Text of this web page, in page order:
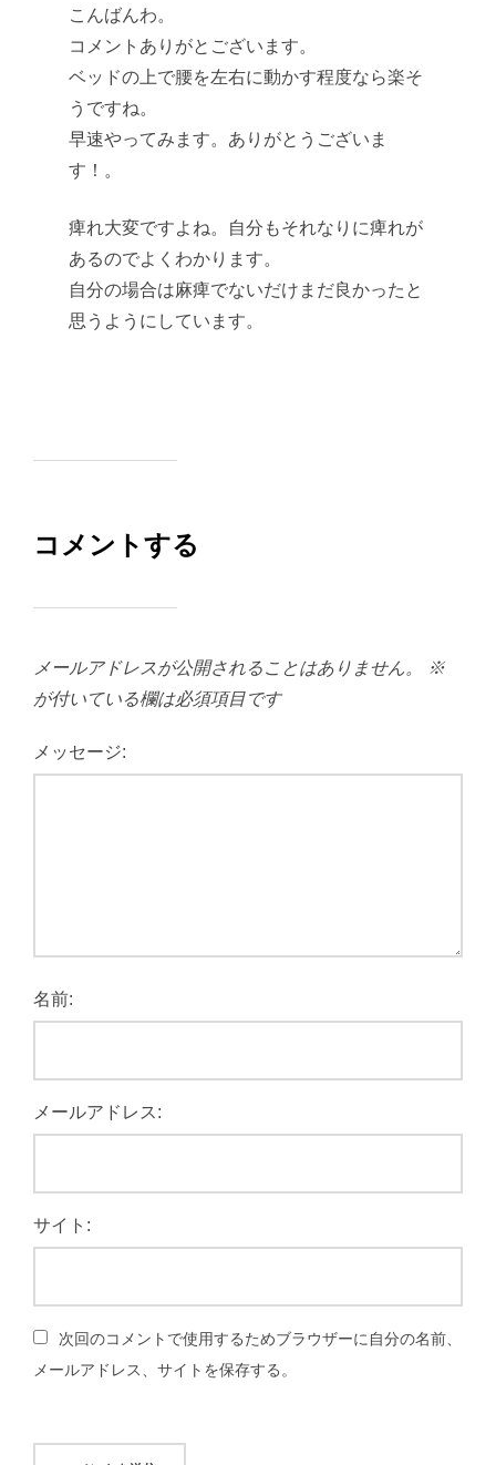
こんばんわ。
コメントありがとございます。
ベッドの上で腰を左右に動かす程度なら楽そ
うですね。
早速やってみます。ありがとうございま
す！。
痺れ大変ですよね。自分もそれなりに痺れが
あるのでよくわかります。
自分の場合は麻痺でないだけまだ良かったと
思うようにしています。
コメントする
メールアドレスが公開されることはありません。
※
が付いている欄は必須項目です
メッセージ:
名前:
メールアドレス:
サイト:
次回のコメントで使用するためブラウザーに自分の名前、
メールアドレス、サイトを保存する。